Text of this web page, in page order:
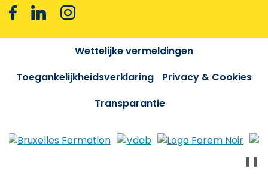
Wettelijke vermeldingen
Toegankelijkheidsverklaring
Privacy & Cookies
Transparantie
❚❚